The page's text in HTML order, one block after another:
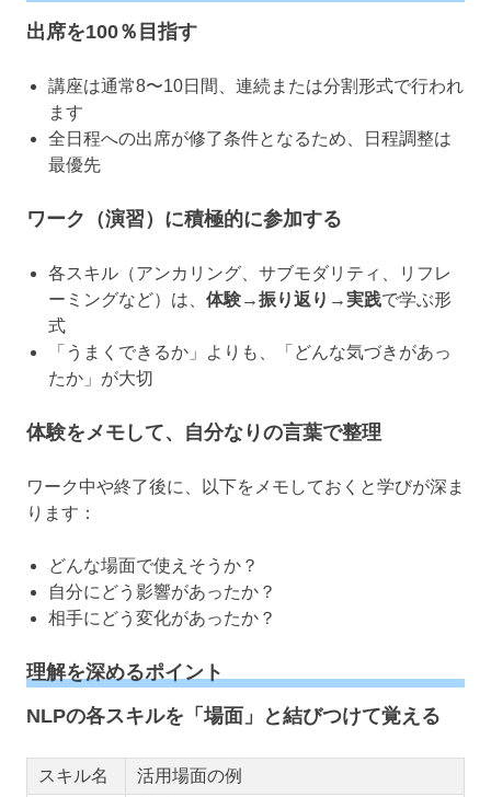
出席を100％目指す
講座は通常8〜10日間、連続または分割形式で行われ
ます
全日程への出席が修了条件となるため、日程調整は
最優先
ワーク（演習）に積極的に参加する
各スキル（アンカリング、サブモダリティ、リフレ
ーミングなど）は、 体験→振り返り→実践で学ぶ形
式
「うまくできるか」よりも、「どんな気づきがあっ
たか」が大切
体験をメモして、自分なりの言葉で整理
ワーク中や終了後に、以下をメモしておくと学びが深ま
ります：
どんな場面で使えそうか？
自分にどう影響があったか？
相手にどう変化があったか？
理解を深めるポイント
NLPの各スキルを「場面」と結びつけて覚える
スキル名
活用場面の例